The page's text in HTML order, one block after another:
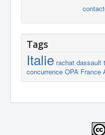
Tags
Italie rachat dassault
concurrence OPA France